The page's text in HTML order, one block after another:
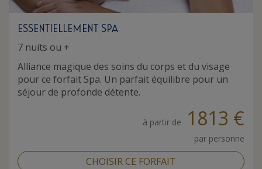
ESSENTIELLEMENT SPA
7 nuits ou +
Alliance magique des soins du corps et du visage
pour ce forfait Spa. Un parfait équilibre pour un
séjour de profonde détente.
à partir de 1813 €
par personne
CHOISIR CE FORFAIT